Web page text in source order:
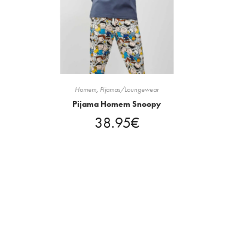
Homem, Pijamas/Loungewear
Pijama Homem Snoopy
38.95€